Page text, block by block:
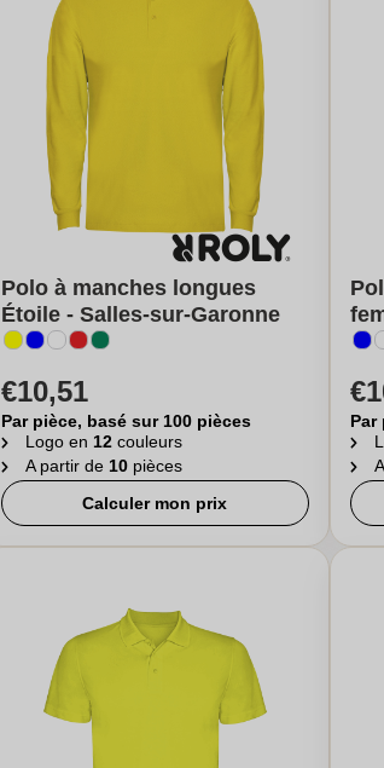
Polo à manches longues
Étoile - Salles-sur-Garonne
€10,51
Par pièce, basé sur 100 pièces
Logo en 12 couleurs
A partir de 10 pièces
Calculer mon prix
Par